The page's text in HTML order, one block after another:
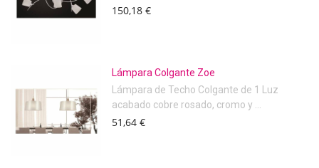
150,18 €
Lámpara Colgante Zoe
Lámpara de Techo Colgante de 1 Luz
acabado cobre rosado, cromo y ...
51,64 €